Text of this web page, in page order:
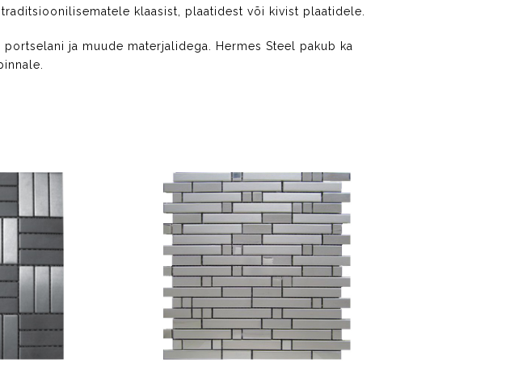
klaasist, plaatidest või kivist plaatidele.
ja muude materjalidega. Hermes Steel pakub ka